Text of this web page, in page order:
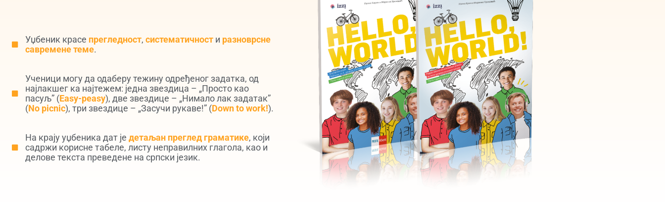
Уџбеник красе прегледност, систематичности разноврсне
савремене теме.
Ученици могу да одаберу тежину одређеног задатка, од
најлакшег ка најтежем: једна звездица – „Просто као
пасуљ” (Easy-peasy), две звездице – „Нимало лак задатак”
(No picnic), три звездице – „Засучи рукаве!” (Down to work!).
На крају уџбеника дат је детаљан преглед граматике, који
садржи корисне табеле, листу неправилних глагола, као и
делове текста преведене на српски језик.